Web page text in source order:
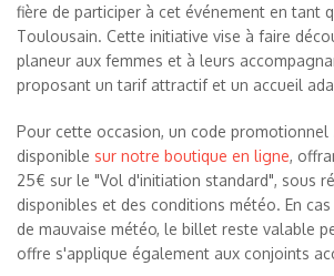
fière de participer à cet événement en tant
Toulousain. Cette initiative vise à faire
planeur aux femmes et à leurs
proposant un tarif attractif et un accueil
Pour cette occasion, un code promotionnel
disponible sur notre boutique en ligne,
25€ sur le "Vol d'initiation standard", sous
disponibles et des conditions météo. En
de mauvaise météo, le billet reste valable
offre s'applique également aux conjoints